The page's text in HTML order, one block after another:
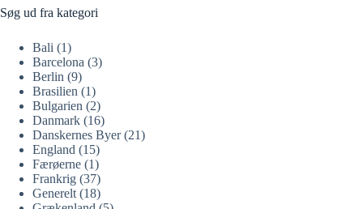
Søg ud fra kategori
Bali (1)
Barcelona (3)
Berlin (9)
Brasilien (1)
Bulgarien (2)
Danmark (16)
Danskernes Byer(21)
England (15)
Færøerne (1)
Frankrig (37)
Generelt (18)